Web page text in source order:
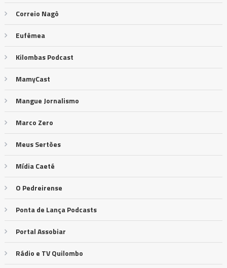
Correio Nagô
Eufêmea
Kilombas Podcast
MamyCast
Mangue Jornalismo
Marco Zero
Meus Sertões
Mídia Caeté
O Pedreirense
Ponta de Lança Podcasts
Portal Assobiar
Rádio e TV Quilombo